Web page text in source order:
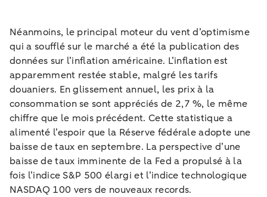
Néanmoins, le principal moteur du vent d’optimisme
qui a soufflé sur le marché a été la publication des
données sur l’inflation américaine. L’inflation est
apparemment restée stable, malgré les tarifs
douaniers. En glissement annuel, les prix à la
consommation se sont appréciés de 2,7 %, le même
chiffre que le mois précédent. Cette statistique a
alimenté l’espoir que la Réserve fédérale adopte une
baisse de taux en septembre. La perspective d’une
baisse de taux imminente de la Fed a propulsé à la
fois l’indice S&P 500 élargi et l’indice technologique
NASDAQ 100 vers de nouveaux records.